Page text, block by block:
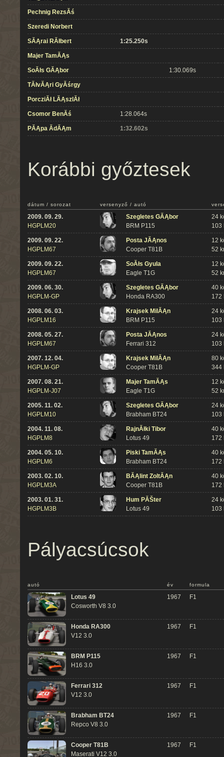
Pechnig RezsĂś
Szeredi Norbert
SĂĄrai RĂłbert 1:25.250s
Majer TamĂĄs
SoĂłs GĂĄbor 1:30.069s
TĂłvĂĄri GyĂśrgy
PorcziĂł LĂĄszlĂł
Csomor BenĂś 1:28.064s
PĂĄpa ĂdĂĄm 1:32.602s
Korábbi győztesek
dátum / sorozat versenyző / autó
2009. 09. 29.
HGPLM20
Szegletes GĂĄbor
BRM P115
24
103
2009. 09. 22.
HGPLM67
Posta JĂĄnos
Cooper T81B
12
52
2009. 09. 22.
HGPLM67
SoĂłs Gyula
Eagle T1G
12
52
2009. 06. 30.
HGPLM-GP
Szegletes GĂĄbor
Honda RA300
40
172
2008. 06. 03.
HGPLM16
Krajsek MilĂĄn
BRM P115
24
103
2008. 05. 27.
HGPLM67
Posta JĂĄnos
Ferrari 312
24
103
2007. 12. 04.
HGPLM-GP
Krajsek MilĂĄn
Cooper T81B
80
344
2007. 08. 21.
HGPLM-J07
Majer TamĂĄs
Eagle T1G
12
52
2005. 11. 02.
HGPLM10
Szegletes GĂĄbor
Brabham BT24
24
103
2004. 11. 08.
HGPLM8
RajnĂłki Tibor
Lotus 49
40
172
2004. 05. 10.
HGPLM6
Piski TamĂĄs
Brabham BT24
40
172
2003. 02. 10.
HGPLM3A
BĂĄlint ZoltĂĄn
Cooper T81B
40
172
2003. 01. 31.
HGPLM3B
Hum PĂŠter
Lotus 49
24
103
Pályacsúcsok
autó év formula
Lotus 49
Cosworth V8 3.0
1967 F1
Honda RA300
V12 3.0
1967 F1
BRM P115
H16 3.0
1967 F1
Ferrari 312
V12 3.0
1967 F1
Brabham BT24
Repco V8 3.0
1967 F1
Cooper T81B
Maserati V12 3.0
1967 F1